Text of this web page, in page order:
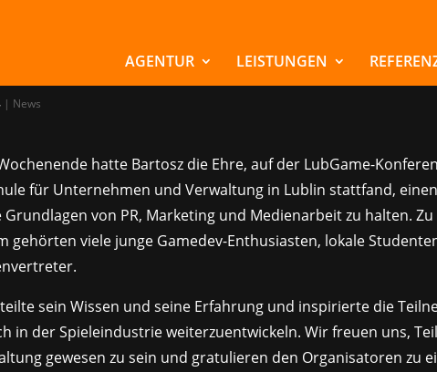
AGENTUR LEISTUNGEN
auf der LubGame
| News
hatte Bartosz die Ehre, auf der LubGame-
für Unternehmen und Verwaltung in Lublin stattfand,
Grundlagen von PR, Marketing und Medienarbeit zu halten. Zu
gehörten viele junge Gamedev-Enthusiasten, lokale
sein Wissen und seine Erfahrung und inspirierte die
in der Spieleindustrie weiterzuentwickeln. Wir freuen uns,
gewesen zu sein und gratulieren den Organisatoren zu